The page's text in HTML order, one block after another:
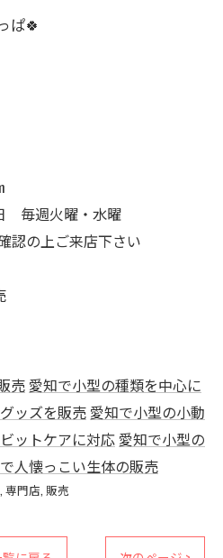
ぱ🍀
毎週火曜・水曜
認の上ご来店下さい
売 愛知で小型の種類を中心に
ッズを販売 愛知で小型の小動
ットケアに対応 愛知で小型の
人懐っこい生体の販売
専門店 販売